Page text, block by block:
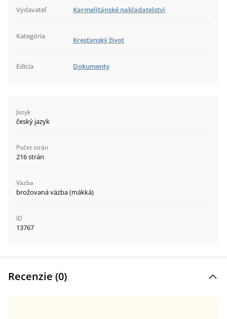
Vydavateľ Karmelitánské nakladatelství
Kategória Kresťanský život
Edícia Dokumenty
Jazyk
český jazyk
Počet strán
216 strán
Väzba
brožovaná väzba (mäkká)
ID
13767
Recenzie (0)